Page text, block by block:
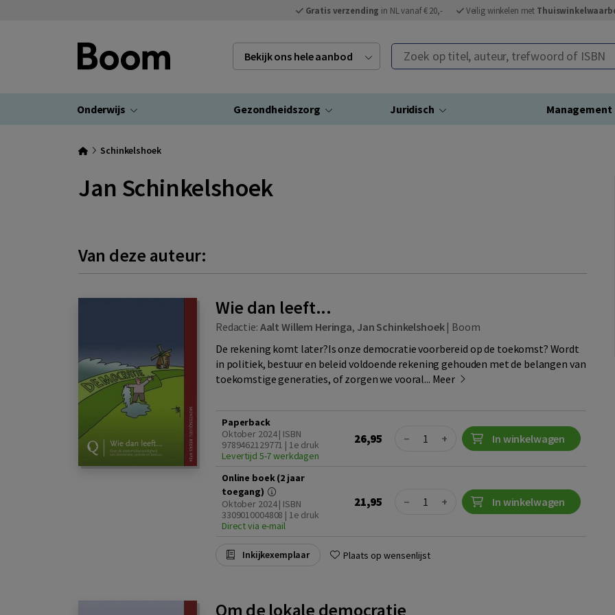
Gratis verzending in NL vanaf € 20,- Veilig winkelen met
Bekijk ons hele aanbod Zoek op titel, auteur, trefwoord of ISBN
Onderwijs Gezondheidszorg Juridisch Management
Schinkelshoek
Jan Schinkelshoek
Van deze auteur:
Wie dan leeft...
Redactie: Aalt Willem Heringa, Jan Schinkelshoek| Boom
De rekening komt later?Is onze democratie voorbereid op de toekomst? Wordt
in politiek, bestuur en beleid voldoende rekening gehouden met de belangen van
toekomstige generaties, of zorgen we vooral... Meer
Paperback
Oktober 2024 | ISBN
9789462129771 | 1e druk
Levertijd 5-7 werkdagen
26,95 Quantity
− + In winkelwagen
Online boek (2 jaar
toegang)
Oktober 2024 | ISBN
3309010004808 | 1e druk
Direct via e-mail
21,95 Quantity
− + In winkelwagen
Inkijkexemplaar Plaats op wensenlijst
Om de lokale democratie